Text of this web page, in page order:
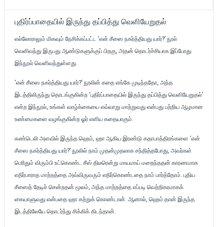
புதிர்ப்பாதையில் இருந்து தப்பித்து வெளியேறுதல்
எல்லோராலும் மிகவும் நேசிக்கப்பட்ட ‘என் சீஸை நகர்த்தியது யார்?’ நூல்
வெளிவந்து இருபது ஆண்டுகளுக்குப் பிறகு, அதன் தொடர்ச்சியாக இப்போது
இந்நூல் வெளிவந்துள்ளது.
‘என் சீஸை நகர்த்தியது யார்?’ நூலின் கதை எங்கே முடிந்ததோ, அந்த
இடத்திலிருந்து தொடங்குகின்ற ‘புதிர்ப்பாதையில் இருந்து தப்பித்து வெளியேறுதல்’
என்ற இந்நூல், உங்கள் வாழ்க்கையை எவ்வாறு மாற்றுவது என்பது பற்றிய ஆழமான
உண்மைகளை வழங்குகின்ற ஓர் எளிய கதையாகும்.
சுண்டெலி அளவில் இருந்த ஹெம், ஹா ஆகிய இரண்டு கதாபாத்திரங்களை ‘என்
சீஸை நகர்த்தியது யார்?’ நூலில் நாம் முதன்முதலாக சந்தித்தபோது, அவர்கள்
பெரிதும் விரும்பி உட்கொண்ட சீஸ் திடீரென்று மாயமாய் மறைந்ததன் காரணமாக
எதிர்பாராத மாற்றத்தை அவ்விருவரும் எதிர்கொண்டதை நாம் பார்த்தோம். புதிய
சீஸைத் தேடிச் சென்றதன் மூலம், அந்த மாற்றத்தை எப்படி வெற்றிகரமாகக்
கையாளுவது என்பதை ஹா கற்றுக் கொண்டான். ஆனால், ஹெம் தான் இருந்த
இடத்திலேயே தொடர்ந்து சிக்கிக் கிடந்தான்.